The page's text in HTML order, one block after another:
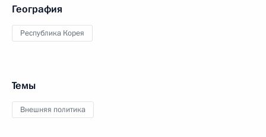
География
Республика Корея
Темы
Внешняя политика